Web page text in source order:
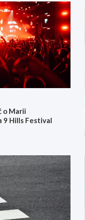
o Marii
9 Hills Festival